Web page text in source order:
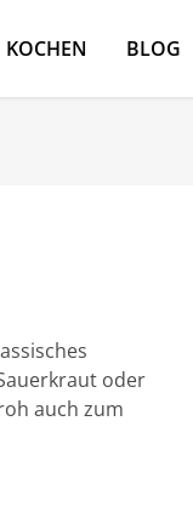
KOCHEN BLOG
oder
auch zum